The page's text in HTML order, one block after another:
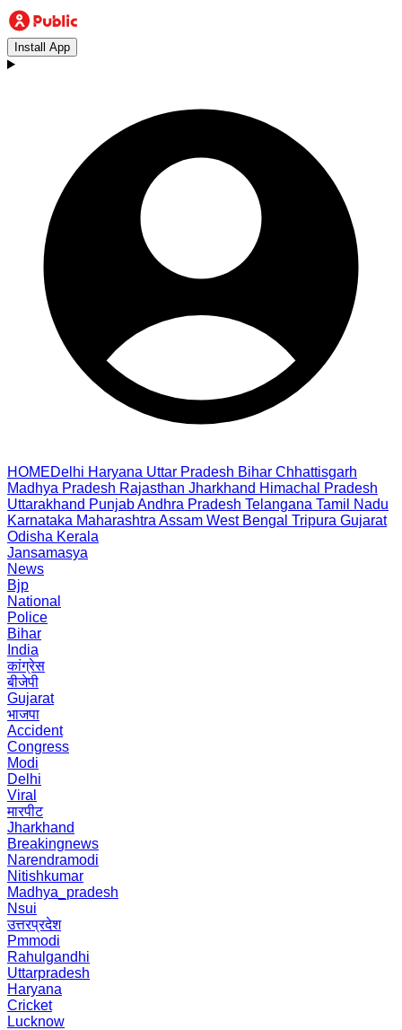
Install App
HOMEDelhi Haryana Uttar Pradesh Bihar Chhattisgarh
Madhya Pradesh Rajasthan Jharkhand Himachal Pradesh
Uttarakhand PunjabAndhra Pradesh Telangana Tamil Nadu
Karnataka Maharashtra Assam West Bengal Tripura Gujarat
Odisha Kerala
Jansamasya
News
Bjp
National
Police
Bihar
India
कांग्रेस
बीजेपी
Gujarat
भाजपा
Accident
Congress
Modi
Delhi
Viral
मारपीट
Jharkhand
Breakingnews
Narendramodi
Nitishkumar
Madhya_pradesh
Nsui
उत्तरप्रदेश
Pmmodi
Rahulgandhi
Uttarpradesh
Haryana
Cricket
Lucknow